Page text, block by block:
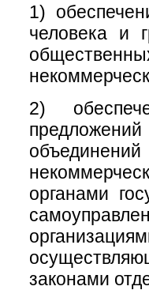
1)
человека и
2)
органами
законами